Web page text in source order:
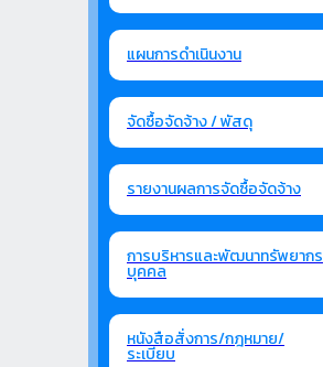
แผนการดำเนินงาน
จัดซื้อจัดจ้าง / พัสดุ
รายงานผลการจัดซื้อจัดจ้าง
การบริหารและพัฒนาทรัพยากร
บุคคล
หนังสือสั่งการ/กฎหมาย/
ระเบียบ